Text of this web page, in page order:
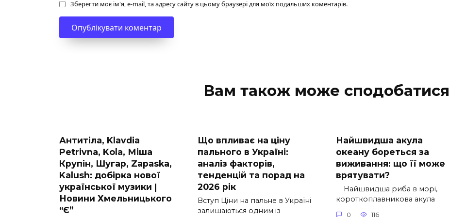
Зберегти моє ім'я, e-mail, та адресу сайту в цьому браузері для моїх подальших коментарів.
Вам також може сподобатися
Антитіла, Klavdia
Petrivna, Kola, Міша
Крупін, Шугар, Zapaska,
Kalush: добірка нової
української музики |
Новини Хмельницького
“Є”
Що впливає на ціну
пального в Україні:
аналіз факторів,
тенденцій та порад на
2026 рік
Вступ Ціни на пальне в Україні
залишаються одним із
Найшвидша акула
океану бореться за
виживання: що її може
врятувати?
Найшвидша риба в морі,
короткоплавникова акула
0 116